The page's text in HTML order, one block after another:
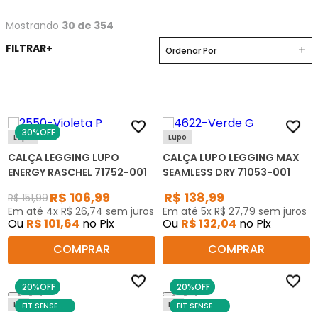
Mostrando 30 de 354
Ordenar Por
30%OFF
Lupo
CALÇA LEGGING LUPO
ENERGY RASCHEL 71752-001
R$ 151,99R$ 106,99
Em até 4x R$ 26,74 sem juros
Ou R$101,64 no Pix
COMPRAR
Lupo
CALÇA LUPO LEGGING MAX
SEAMLESS DRY 71053-001
R$ 138,99
Em até 5x R$ 27,79 sem juros
Ou R$132,04 no Pix
COMPRAR
20%OFF
FIT SENSE DAY
Liz
20%OFF
FIT SENSE DAY
Liz